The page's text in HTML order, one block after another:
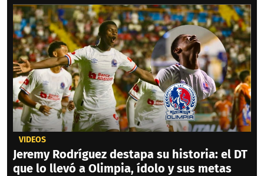
VIDEOS
Jeremy Rodríguez destapa su historia: el DT
que lo llevó a Olimpia, ídolo y sus metas